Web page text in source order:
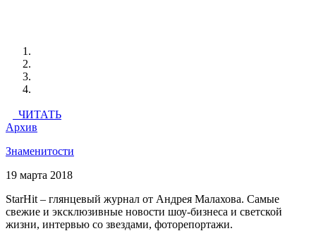
ЧИТАТЬ
Архив
Знаменитости
19 марта 2018
StarHit – глянцевый журнал от Андрея Малахова. Самые
свежие и эксклюзивные новости шоу-бизнеса и светской
жизни, интервью со звездами, фоторепортажи.